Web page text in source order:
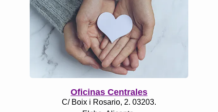
Oficinas Centrales
C/ Boix i Rosario, 2. 03203.